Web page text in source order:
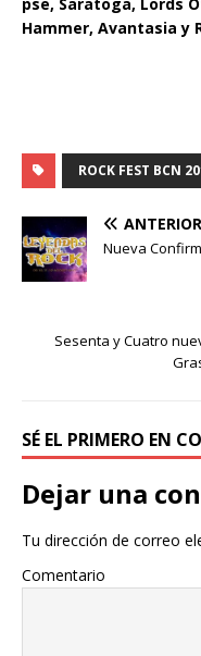
Hammer, Avantasia y
ROCK FEST BCN
ANTERIOR
Nueva
Sesenta y Cuatro
SÉ EL PRIMERO EN
Dejar una
Tu dirección de correo
Comentario